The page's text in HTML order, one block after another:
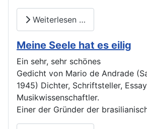
Weiterlesen …
Meine Seele hat es eilig
Ein sehr, sehr schönes
Gedicht von Mario de Andrade
1945) Dichter, Schriftsteller,
Musikwissenschaftler.
Einer der Gründer der